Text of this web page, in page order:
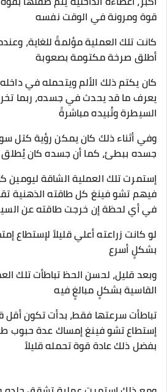
قوة ومرونة في الوقت نفسه
كانت تلك العملية مؤلمةً للغاية،
أطلق صرخة مكتومة بصعوبة
كان يكتم ذلك الألم ويتحمله في
يعرف ما قد يحدث في جسده، ربما
السيطرة وتُبيده مباشرةً
وفي أثناء ذلك كان يمكن رؤية كتل
جسده ببطئ، كما أن جسده كان يُطلق
إستمرت تلك العملية الشاقة ليومين
فيهم تشو فينغ كل طاقته الذهنية
في أي لحظة إن خرجت طاقته عن
لو كانت زراعته أعلي قليلاً لإستطاع
بشكلٍ أسرع
وبعد قليل، لحسن الحظ تباطأت تلك
القاسية بشكلٍ مبالغٍ فيه
تباطأت سرعتها فقط، بدأت تكون أقل
إستطاع تشو فينغ إمساك عدة حبوب
بفضل ذلك عادة قوة تحمله قليلاً